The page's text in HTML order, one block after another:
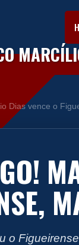
Dias vence o
o